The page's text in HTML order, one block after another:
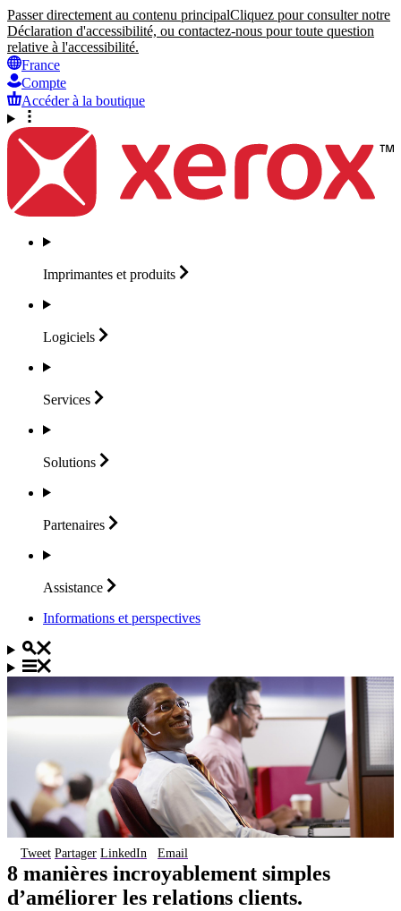
Passer directement au contenu principalCliquez pour consulter notre
Déclaration d'accessibilité, ou contactez-nous pour toute question
relative à l'accessibilité.
France
Compte
Accéder à la boutique
Imprimantes et produits
Logiciels
Services
Solutions
Partenaires
Assistance
Informations et perspectives
Tweet Partager LinkedIn Email
8 manières incroyablement simples
d’améliorer les relations clients.